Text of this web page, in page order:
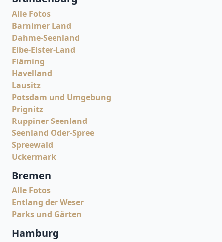
Alle Fotos
Barnimer Land
Dahme-Seenland
Elbe-Elster-Land
Fläming
Havelland
Lausitz
Potsdam und Umgebung
Prignitz
Ruppiner Seenland
Seenland Oder-Spree
Spreewald
Uckermark
Bremen
Alle Fotos
Entlang der Weser
Parks und Gärten
Hamburg